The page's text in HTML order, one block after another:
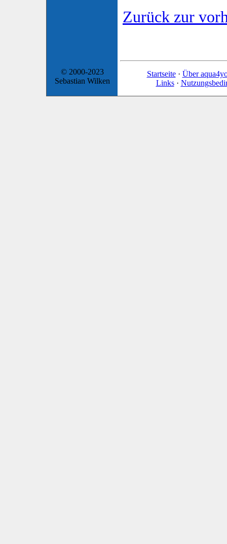
Zurück zur
© 2000-2023
Sebastian Wilken
Startseite· Über
Links·